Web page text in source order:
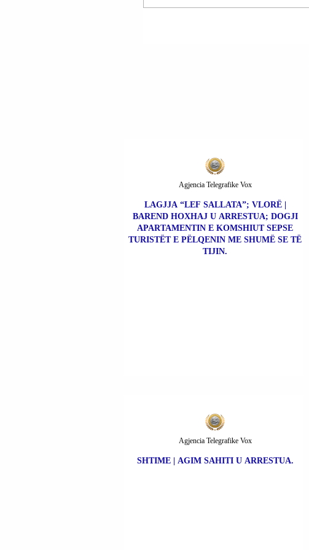
LAGJJA “LEF SALLATA”; VLORË |
BAREND HOXHAJ U ARRESTUA; DOGJI
APARTAMENTIN E KOMSHIUT SEPSE
TURISTËT E PËLQENIN ME SHUMË SE TË
TIJIN.
Agjencia Telegrafike Vox
SHTIME | AGIM SAHITI U ARRESTUA.
Agjencia Telegrafike Vox